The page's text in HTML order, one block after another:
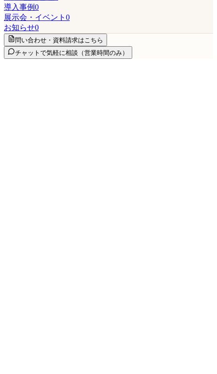
導入事例0
展示会・イベント 0
お知らせ0
問い合わせ・資料請求はこちら
チャットで気軽に相談 （営業時間のみ）